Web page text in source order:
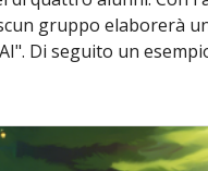
gruppo elaborerà
Di seguito un